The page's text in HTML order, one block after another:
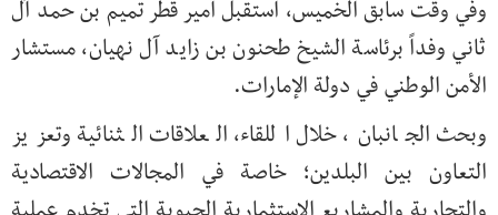
وفي وقت سابق الخميس، استقبل أمير قطر تميم بن حمد آل
ثاني وفداً برئاسة الشيخ طحنون بن زايد آل نهيان، مستشار
الأمن الوطني في دولة الإمارات.
وبحث الجانبان، خلال اللقاء، العلاقات الثنائية وتعزيز
التعاون بين البلدين؛ خاصة في المجالات الاقتصادية